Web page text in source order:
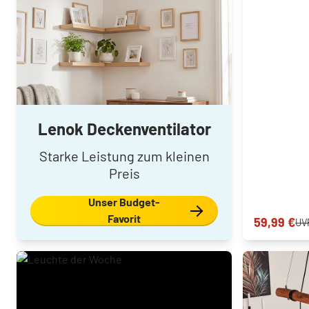
Lenok Deckenventilator
Starke Leistung zum kleinen
Preis
Unser Budget-
Favorit
59,99 €